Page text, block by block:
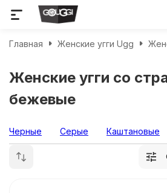
Главная Женские угги Ugg
Женские угги со
бежевые
Черные Серые Каштановые